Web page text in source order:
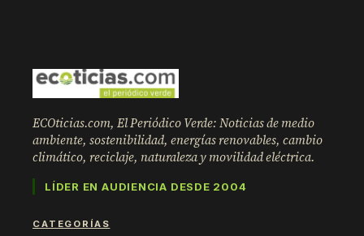
ECOticias.com, El Periódico Verde: Noticias de medio
ambiente, sostenibilidad, energías renovables, cambio
climático, reciclaje, naturaleza y movilidad eléctrica.
LÍDER EN AUDIENCIA DESDE 2004
CATEGORÍAS